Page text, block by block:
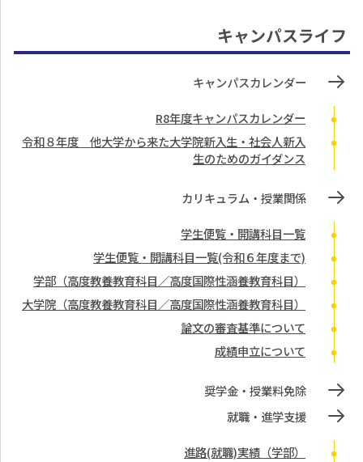
キャンパスライフ
キャンパスカレンダー
R8年度キャンパスカレンダー
令和８年度 他大学から来た大学院新入生・社会人新入
生のためのガイダンス
カリキュラム・授業関係
学生便覧・開講科目一覧
学生便覧・開講科目一覧(令和６年度まで)
学部（高度教養教育科目／高度国際性涵養教育科目）
大学院（高度教養教育科目／高度国際性涵養教育科目）
論文の審査基準について
成績申立について
奨学金・授業料免除
就職・進学支援
進路(就職)実績（学部）